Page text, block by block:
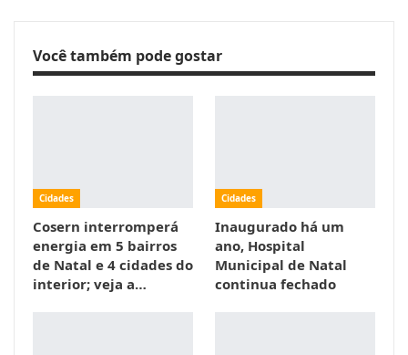
Você também pode gostar
Cidades
Cosern interromperá
energia em 5 bairros
de Natal e 4 cidades do
interior; veja a…
Cidades
Inaugurado há um
ano, Hospital
Municipal de Natal
continua fechado